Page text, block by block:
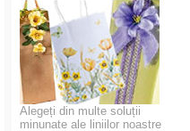
Alegeți din multe soluții
minunate ale liniilor noastre